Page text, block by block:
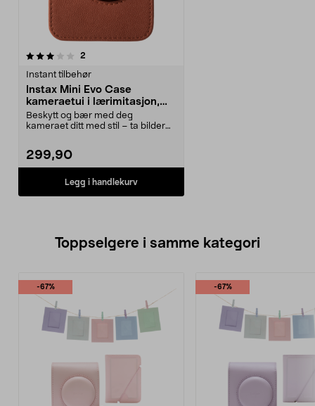
2
Instant tilbehør
Instax Mini Evo Case
kameraetui i lærimitasjon,
brunt
Beskytt og bær med deg
kameraet ditt med stil – ta bilder
299,90
Legg i handlekurv
Toppselgere i samme kategori
-67% -67%